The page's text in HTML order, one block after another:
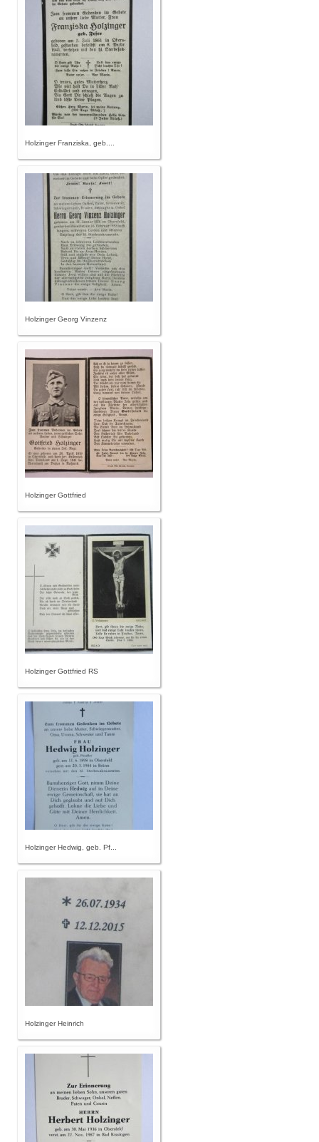
Holzinger Franziska, geb....
Holzinger Georg Vinzenz
Holzinger Gottfried
Holzinger Gottfried RS
Holzinger Hedwig, geb. Pf...
Holzinger Heinrich